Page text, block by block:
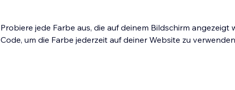
Probiere jede Farbe aus, die auf deinem Bildschirm angezeigt
Code, um die Farbe jederzeit auf deiner Website zu